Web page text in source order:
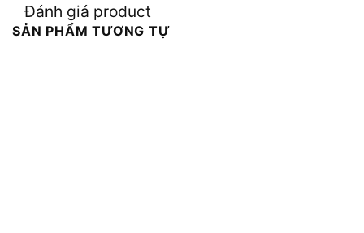
Đánh giá product
SẢN PHẨM TƯƠNG TỰ